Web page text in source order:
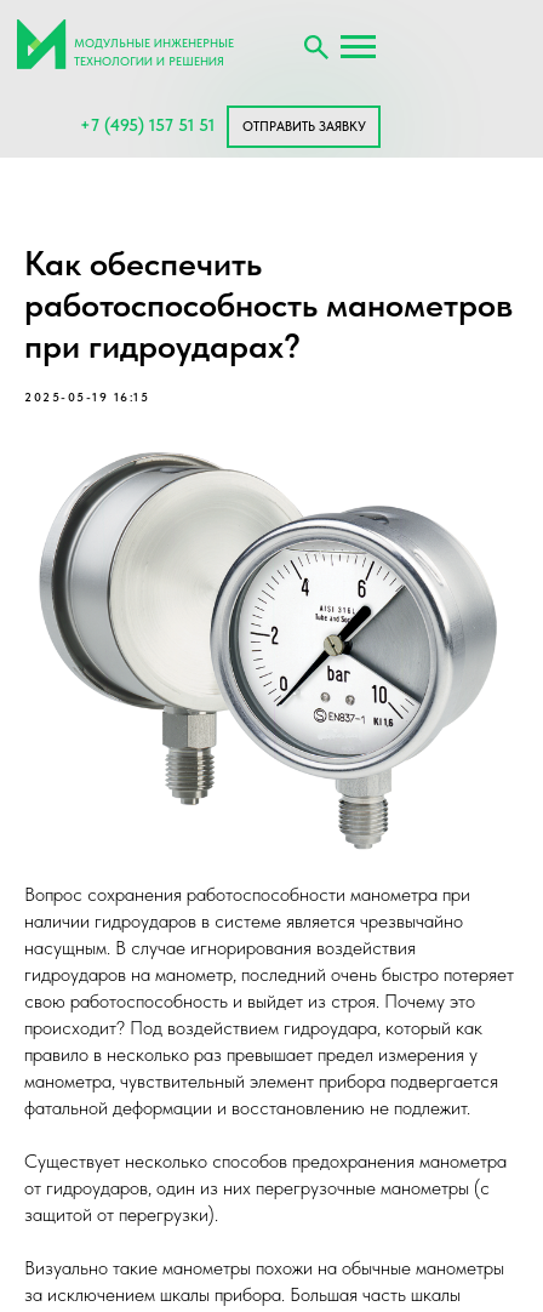
+7 (495) 157 51 51
МОДУЛЬНЫЕ ИНЖЕНЕРНЫЕ
ТЕХНОЛОГИИ И РЕШЕНИЯ
ОТПРАВИТЬ ЗАЯВКУ
Как обеспечить
работоспособность манометров
при гидроударах?
2025-05-19 16:15
Вопрос сохранения работоспособности манометра при
наличии гидроударов в системе является чрезвычайно
насущным. В случае игнорирования воздействия
гидроударов на манометр, последний очень быстро потеряет
свою работоспособность и выйдет из строя. Почему это
происходит? Под воздействием гидроудара, который как
правило в несколько раз превышает предел измерения у
манометра, чувствительный элемент прибора подвергается
фатальной деформации и восстановлению не подлежит.
Существует несколько способов предохранения манометра
от гидроударов, один из них перегрузочные манометры (с
защитой от перегрузки).
Визуально такие манометры похожи на обычные манометры
за исключением шкалы прибора. Большая часть шкалы